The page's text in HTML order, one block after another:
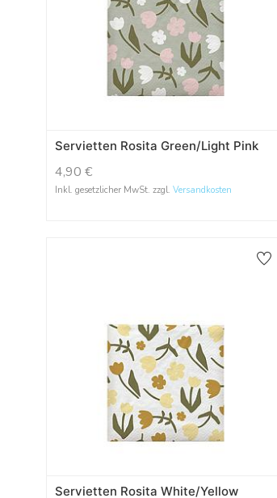
Servietten Rosita Green/Light Pink
4,90 €
Inkl. gesetzlicher MwSt. zzgl. Versandkosten
Servietten Rosita White/Yellow